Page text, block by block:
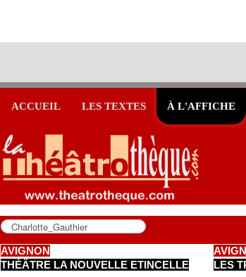
ACCUEIL LES TEXTES À L'AFFICHE
AVIGNON
THÉÂTRE LA NOUVELLE ETINCELLE
LES